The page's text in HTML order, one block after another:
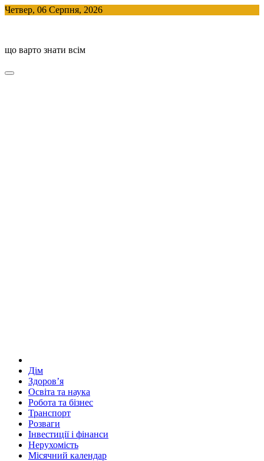
Skip
Четвер, 06 Серпня, 2026
що варто знати всім
Дім
Здоров’я
Освіта та наука
Робота та бізнес
Транспорт
Розваги
Інвестиції і фінанси
Нерухомість
Місячний календар